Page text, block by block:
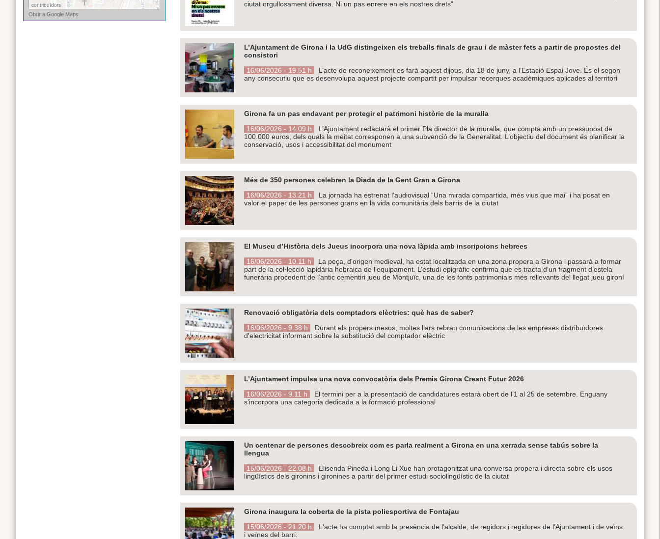
ciutat orgullosament diversa. Ni un pas enrere en els nostres drets”
L’Ajuntament de Girona i la UdG distingeixen els treballs finals de grau i de màster fets a partir de propostes del
consistori
16/06/2026 - 19.51 h
L’acte de reconeixement es farà aquest dijous, dia 18 de juny, a l’Estació Espai Jove. És el segon
any consecutiu que es desenvolupa aquest projecte compartit per impulsar recerques acadèmiques aplicades al territori
Girona fa un pas endavant per protegir el patrimoni històric de la muralla
16/06/2026 - 14.09 h
L’Ajuntament redactarà el primer Pla director de la muralla, que compta amb un pressupost de
100.000 euros, dels quals la meitat corresponen a una subvenció de la Generalitat. L’objectiu del document és planificar la
conservació, usos i accessibilitat del monument
Més de 350 persones celebren la Diada de la Gent Gran a Girona
16/06/2026 - 13.21 h
La jornada ha estrenat l'audiovisual “Una mirada compartida, més vius que mai” i ha posat en
valor el paper de les persones grans en la vida comunitària dels barris de la ciutat
El Museu d’Història dels Jueus incorpora una nova làpida amb inscripcions hebrees
16/06/2026 - 10.11 h
La peça, d’origen medieval, ha estat localitzada en una zona propera a Girona i passarà a formar
part de la col·lecció lapidària hebraica de l’equipament. L’estudi epigràfic confirma que es tracta d’un fragment d’estela
funerària procedent de l’antic cementiri jueu de Montjuïc, una de les fonts patrimonials més rellevants del llegat jueu gironí
Renovació obligatòria dels comptadors elèctrics: què has de saber?
16/06/2026 - 9.38 h
Durant els propers mesos, moltes llars rebran comunicacions de les empreses distribuïdores
d'electricitat informant sobre la substitució del comptador elèctric
L’Ajuntament impulsa una nova convocatòria dels Premis Girona Creant Futur 2026
16/06/2026 - 9.11 h
El termini per a la presentació de candidatures estarà obert de l’1 al 25 de setembre. Enguany
s’incorpora una categoria dedicada a la formació professional
Un centenar de persones descobreix com es parla realment a Girona en una xerrada sense tabús sobre la
llengua
15/06/2026 - 22.08 h
Elisenda Pineda i Long Li Xue han protagonitzat una conversa propera i directa sobre els usos
lingüístics dels gironins i gironines a partir del primer estudi sociolingüístic de la ciutat
Girona inaugura la coberta de la pista poliesportiva de Fontajau
15/06/2026 - 21.20 h
L'acte ha comptat amb la presència de l’alcalde, de regidors i regidores de l’Ajuntament i de veïns
i veïnes del barri.